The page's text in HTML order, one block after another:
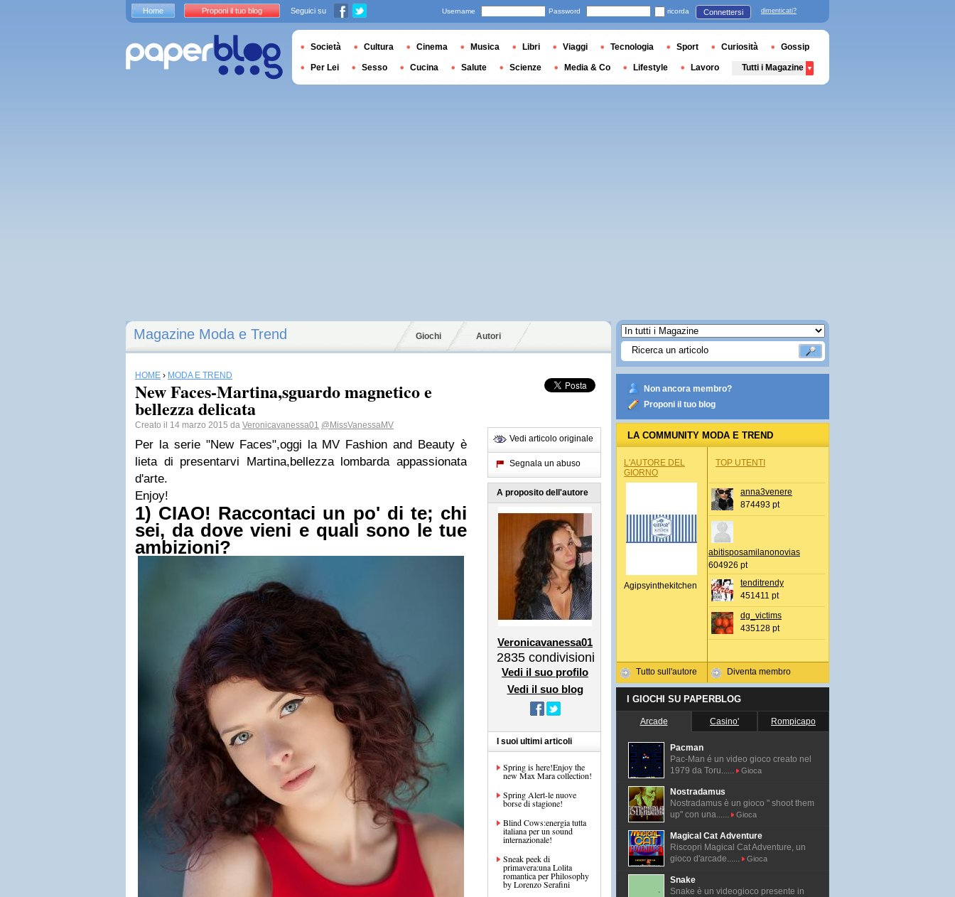
Magazine Moda e Trend Giochi Autori
HOME › MODA E TREND
New Faces-Martina,sguardo magnetico e
bellezza delicata
Creato il 14 marzo 2015 da Veronicavanessa01 @MissVanessaMV
Per la serie "New Faces",oggi la MV Fashion and Beauty è
lieta di presentarvi Martina,bellezza lombarda appassionata
d'arte.
Enjoy!
1) CIAO! Raccontaci un po' di te; chi
sei, da dove vieni e quali sono le tue
ambizioni?
Vedi articolo originale
Segnala un abuso
A proposito dell'autore
Veronicavanessa01
2835 condivisioni
Vedi il suo profilo
Vedi il suo blog
I suoi ultimi articoli
Spring is here!Enjoy the
new Max Mara collection!
Spring Alert-le nuove
borse di stagione!
Blind Cows:energia tutta
italiana per un sound
internazionale!
Sneak peek di
primavera:una Lolita
romantica per Philosophy
by Lorenzo Serafini
Non ancora membro?
Proponi il tuo blog
LA COMMUNITY MODA E TREND
L'AUTORE DEL
GIORNO
Agipsyinthekitchen
Tutto sull'autore
TOP UTENTI
anna3venere
874493 pt
abitisposamilanonovias
604926 pt
tenditrendy
451411 pt
dg_victims
435128 pt
Diventa membro
I GIOCHI SU PAPERBLOG
Arcade Casino' Rompicapo
Pacman
Pac-Man é un video gioco creato nel
1979 da Toru......
Gioca
Nostradamus
Nostradamus è un gioco " shoot them
up" con una......
Gioca
Magical Cat Adventure
Riscopri Magical Cat Adventure, un
gioco d'arcade......
Gioca
Snake
Snake è un videogioco presente in
Home Proponi il tuo blog Seguici su Username Password ricorda Connettersi dimenticati?
Società Cultura Cinema Musica Libri Viaggi Tecnologia Sport Curiosità Gossip
Per Lei Sesso Cucina Salute Scienze Media & Co Lifestyle Lavoro Tutti i Magazine